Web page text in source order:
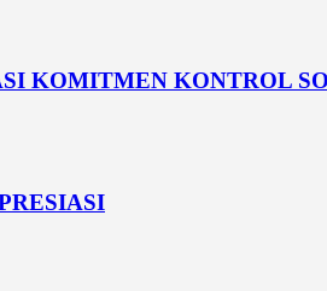
KOMITMEN KONTROL